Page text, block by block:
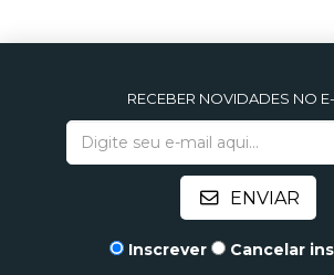
RECEBER NOVIDADES NO
Inscrever Cancelar